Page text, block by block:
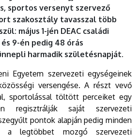
sportos versenyt szervező
szakosztály tavasszal több
május 1-jén DEAC családi
9-én pedig 48 órás
harmadik születésnapját.
Egyetem szervezeti egységeinek
versengése. A részt vevő
sportolással töltött perceiket egy
regisztrálják saját szervezeti
pontok alapján pedig minden
a legtöbbet mozgó szervezeti